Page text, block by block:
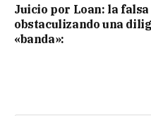
Juicio por Loan: la
obstaculizando una
«banda»: